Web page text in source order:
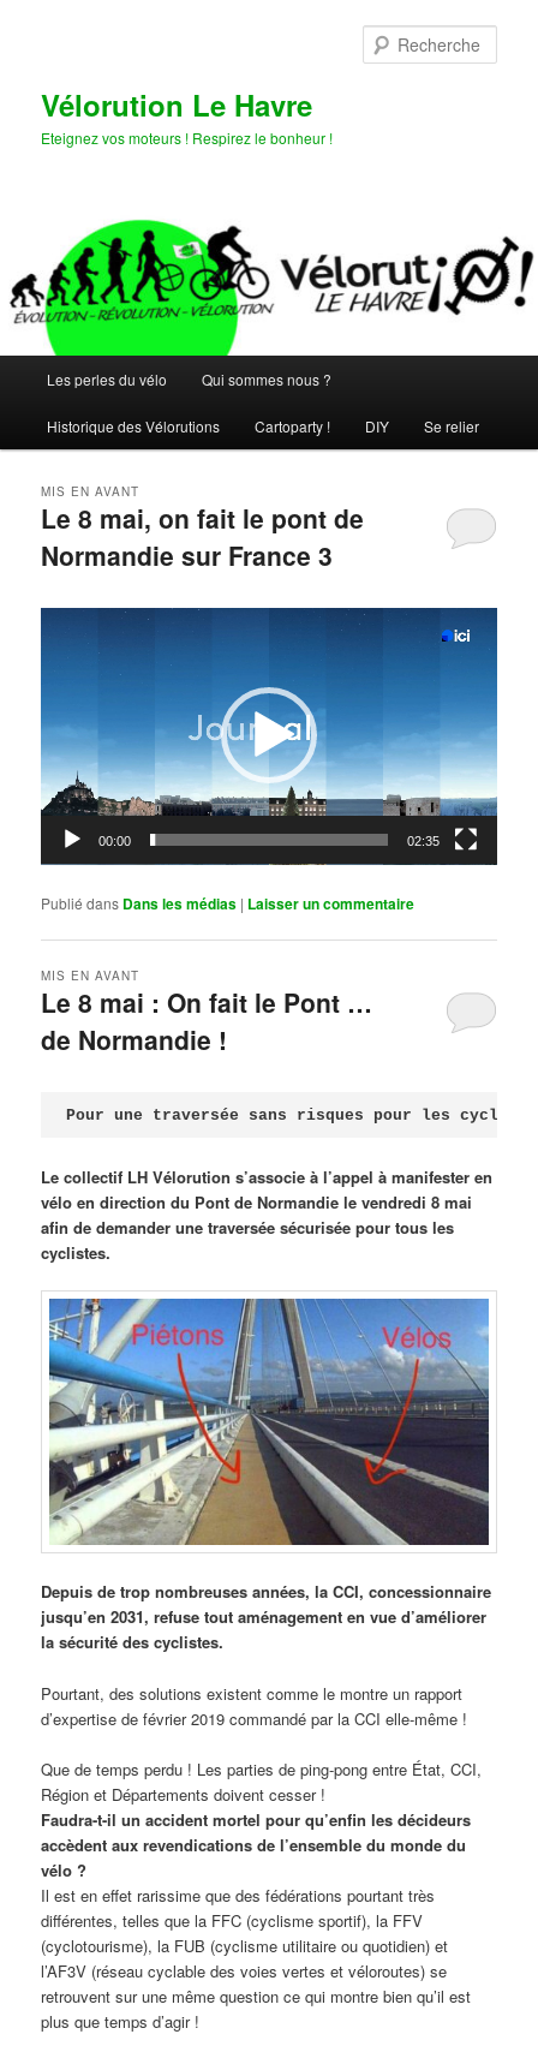
Vélorution Le Havre
Eteignez vos moteurs ! Respirez le bonheur !
principal
Les perles du vélo Qui sommes nous ?
Historique des Vélorutions Cartoparty ! DIY Se relier
Le 8 mai, on fait le pont de
Normandie sur France 3
MIS EN AVANT
00:00 02:35
Publié dans Dans les médias | Laisser un commentaire
Le 8 mai : On fait le Pont …
de Normandie !
MIS EN AVANT
Pour une traversée sans risques pour les
Le collectif LH Vélorution s’associe à l’appel à manifester en
vélo en direction du Pont de Normandie le vendredi 8 mai
afin de demander une traversée sécurisée pour tous les
cyclistes.
Depuis de trop nombreuses années, la CCI, concessionnaire
jusqu’en 2031, refuse tout aménagement en vue d’améliorer
la sécurité des cyclistes.
Pourtant, des solutions existent comme le montre un rapport
d’expertise de février 2019 commandé par la CCI elle-même !
Que de temps perdu ! Les parties de ping-pong entre État, CCI,
Région et Départements doivent cesser !
Faudra-t-il un accident mortel pour qu’enfin les décideurs
accèdent aux revendications de l’ensemble du monde du
vélo ?
Il est en effet rarissime que des fédérations pourtant très
différentes, telles que la FFC (cyclisme sportif), la FFV
(cyclotourisme), la FUB (cyclisme utilitaire ou quotidien) et
l’AF3V (réseau cyclable des voies vertes et véloroutes) se
retrouvent sur une même question ce qui montre bien qu’il est
plus que temps d’agir !